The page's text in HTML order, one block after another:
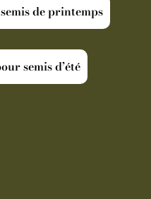
de printemps
semis d’été